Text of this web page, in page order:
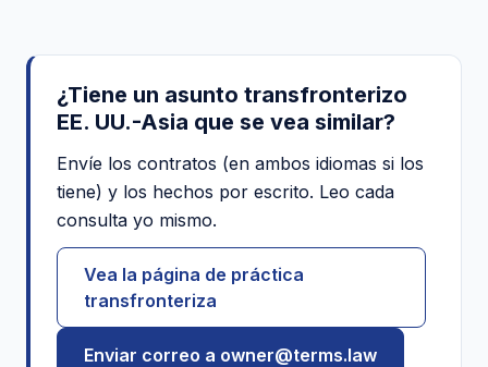
¿Tiene un asunto transfronterizo
EE. UU.-Asia que se vea similar?
Envíe los contratos (en ambos idiomas si los
tiene) y los hechos por escrito. Leo cada
consulta yo mismo.
Vea la página de práctica
transfronteriza
Enviar correo a owner@terms.law